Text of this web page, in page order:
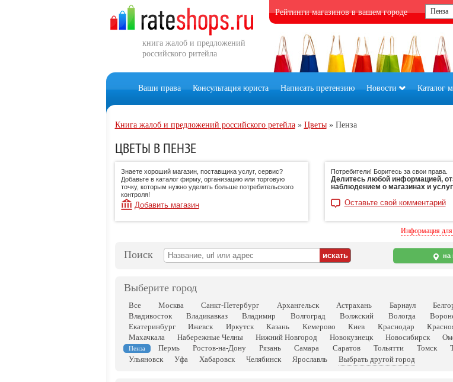
книга жалоб и предложений
российского ритейла
Рейтинги магазинов в вашем городе
Ваши права Консультация юриста Написать претензию Новости Каталог
Книга жалоб и предложений российского ретейла» Цветы» Пенза
ЦВЕТЫ В ПЕНЗЕ
Знаете хороший магазин, поставщика услуг, сервис?
Добавьте в каталог фирму, организацию или торговую
точку, которым нужно уделить больше потребительского
контроля!
Добавить магазин
Потребители! Боритесь за свои права.
Делитесь любой информацией,
наблюдением о магазинах и
Оставьте свой комментарий
Информация для
Поиск на
Выберите город
Все Москва Санкт-Петербург Архангельск Астрахань Барнаул
Владивосток
Владикавказ Владимир Волгоград Волжский Вологда
Екатеринбург
Ижевск Иркутск Казань Кемерово Киев Краснодар
Махачкала
Набережные Челны Нижний Новгород Новокузнецк Новосибирск
Пенза Пермь Ростов-на-Дону Рязань Самара Саратов Тольятти Томск
Ульяновск
Уфа Хабаровск Челябинск Ярославль Выбрать другой город